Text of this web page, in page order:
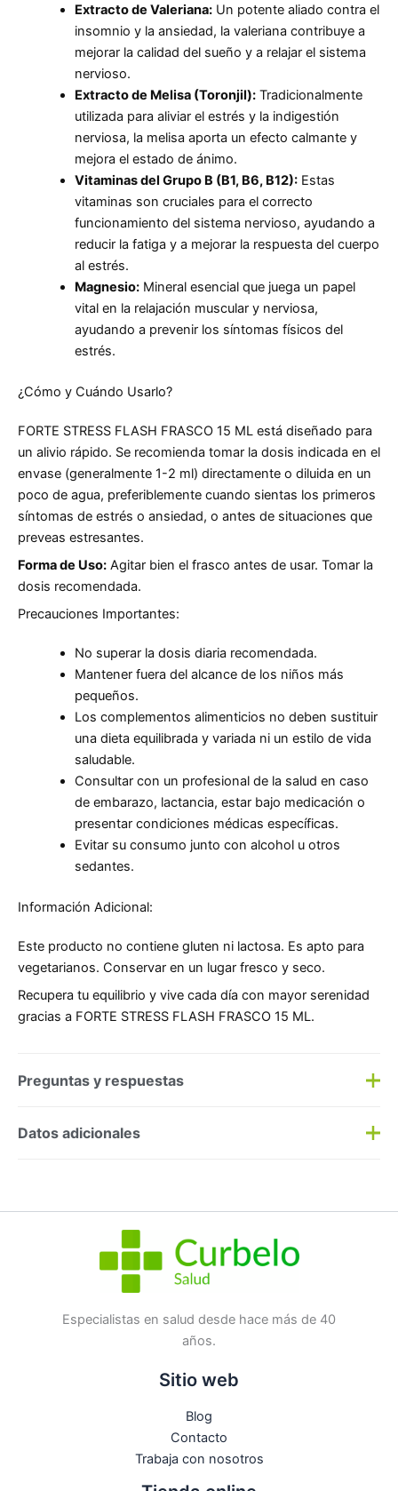
Extracto de Valeriana:Un potente aliado contra el
insomnio y la ansiedad, la valeriana contribuye a
mejorar la calidad del sueño y a relajar el sistema
nervioso.
Extracto de Melisa (Toronjil):Tradicionalmente
utilizada para aliviar el estrés y la indigestión
nerviosa, la melisa aporta un efecto calmante y
mejora el estado de ánimo.
Vitaminas del Grupo B (B1, B6, B12):Estas
vitaminas son cruciales para el correcto
funcionamiento del sistema nervioso, ayudando a
reducir la fatiga y a mejorar la respuesta del cuerpo
al estrés.
Magnesio:Mineral esencial que juega un papel
vital en la relajación muscular y nerviosa,
ayudando a prevenir los síntomas físicos del
estrés.
¿Cómo y Cuándo Usarlo?
FORTE STRESS FLASH FRASCO 15 ML está diseñado para
un alivio rápido. Se recomienda tomar la dosis indicada en el
envase (generalmente 1-2 ml) directamente o diluida en un
poco de agua, preferiblemente cuando sientas los primeros
síntomas de estrés o ansiedad, o antes de situaciones que
preveas estresantes.
Forma de Uso: Agitar bien el frasco antes de usar. Tomar la
dosis recomendada.
Precauciones Importantes:
No superar la dosis diaria recomendada.
Mantener fuera del alcance de los niños más
pequeños.
Los complementos alimenticios no deben sustituir
una dieta equilibrada y variada ni un estilo de vida
saludable.
Consultar con un profesional de la salud en caso
de embarazo, lactancia, estar bajo medicación o
presentar condiciones médicas específicas.
Evitar su consumo junto con alcohol u otros
sedantes.
Información Adicional:
Este producto no contiene gluten ni lactosa. Es apto para
vegetarianos. Conservar en un lugar fresco y seco.
Recupera tu equilibrio y vive cada día con mayor serenidad
gracias a FORTE STRESS FLASH FRASCO 15 ML.
Preguntas y respuestas
Preguntas y respuestas
No hay preguntas todavía
Datos adicionales
Especialistas en salud desde hace más de 40
años.
Sitio web
Blog
Contacto
Trabaja con nosotros